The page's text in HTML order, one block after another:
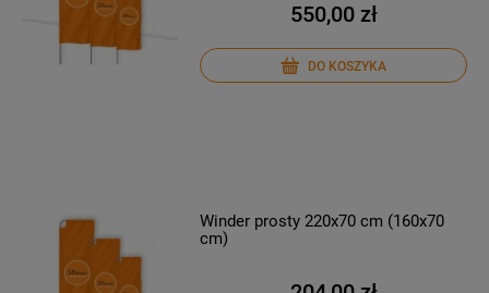
550,00 zł
DO KOSZYKA
Winder prosty 220x70 cm (160x70
cm)